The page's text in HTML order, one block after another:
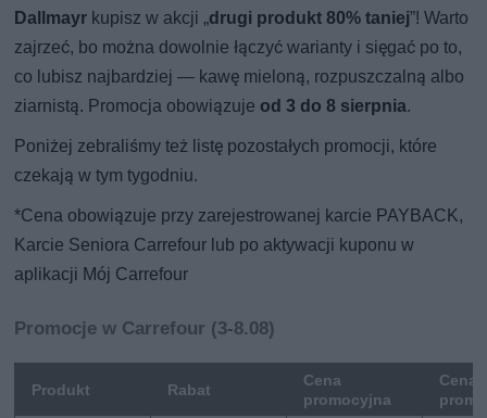
Dallmayr kupisz w akcji „drugi produkt 80% taniej”! Warto
zajrzeć, bo można dowolnie łączyć warianty i sięgać po to,
co lubisz najbardziej — kawę mieloną, rozpuszczalną albo
ziarnistą. Promocja obowiązuje od 3 do 8 sierpnia.
Poniżej zebraliśmy też listę pozostałych promocji, które
czekają w tym tygodniu.
*Cena obowiązuje przy zarejestrowanej karcie PAYBACK,
Karcie Seniora Carrefour lub po aktywacji kuponu w
aplikacji Mój Carrefour
Promocje w Carrefour (3-8.08)
Produkt Rabat
Cena
promocyjna
Cena